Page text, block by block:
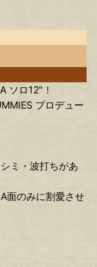
ソロ12"！
プロデュー
ミ・波打ちがあ
面のみに割愛させ